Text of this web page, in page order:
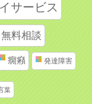
サービス
無料相談
癇癪 発達障害
葉